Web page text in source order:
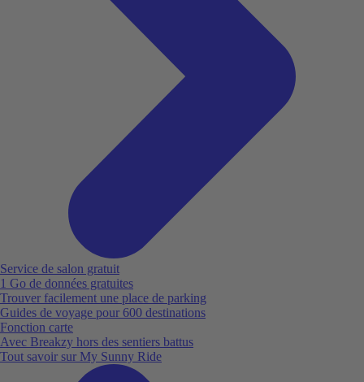
Service de salon gratuit
1 Go de données gratuites
Trouver facilement une place de parking
Guides de voyage pour 600 destinations
Fonction carte
Avec Breakzy hors des sentiers battus
Tout savoir sur My Sunny Ride